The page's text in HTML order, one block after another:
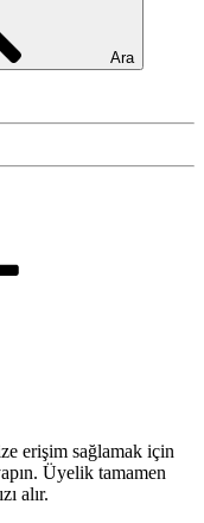
Ara
erişim sağlamak için
Üyelik tamamen
alır.